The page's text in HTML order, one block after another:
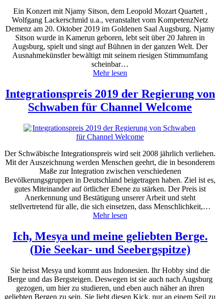
Ein Konzert mit Njamy Sitson, dem Leopold Mozart Quartett ,
Wolfgang Lackerschmid u.a., veranstaltet vom KompetenzNetz
Demenz am 20. Oktober 2019 im Goldenen Saal Augsburg. Njamy
Sitson wurde in Kamerun geboren, lebt seit über 20 Jahren in
Augsburg, spielt und singt auf Bühnen in der ganzen Welt. Der
Ausnahmekünstler bewältigt mit seinem riesigen Stimmumfang
scheinbar…
Mehr lesen
Integrationspreis 2019 der Regierung von
Schwaben für Channel Welcome
Der Schwäbische Integrationspreis wird seit 2008 jährlich verliehen.
Mit der Auszeichnung werden Menschen geehrt, die in besonderem
Maße zur Integration zwischen verschiedenen
Bevölkerungsgruppen in Deutschland beigetragen haben. Ziel ist es,
gutes Miteinander auf örtlicher Ebene zu stärken. Der Preis ist
Anerkennung und Bestätigung unserer Arbeit und steht
stellvertretend für alle, die sich einsetzen, dass Menschlichkeit,…
Mehr lesen
Ich, Mesya und meine geliebten Berge.
(Die Seekar- und Seebergspitze)
Sie heisst Mesya und kommt aus Indonesien. Ihr Hobby sind die
Berge und das Bergsteigen. Deswegen ist sie auch nach Augsburg
gezogen, um hier zu studieren, und eben auch näher an ihren
geliebten Bergen zu sein. Sie liebt diesen Kick, nur an einem Seil zu